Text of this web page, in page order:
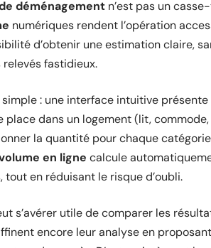
déménagement n’est pas un
numériques rendent l’opération
d’obtenir une estimation claire,
fastidieux.
: une interface intuitive présente
dans un logement (lit,
la quantité pour chaque
en ligne calcule
en réduisant le risque d’oubli.
s’avérer utile de comparer les
encore leur analyse en